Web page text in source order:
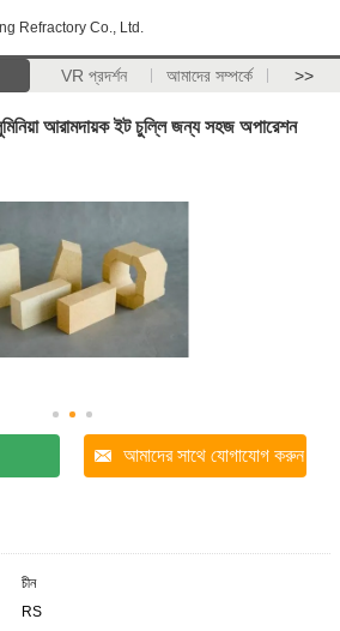
Refractory Co., Ltd.
VR প্রদর্শন আমাদের সম্পর্কে >>
আরামদায়ক ইট চুল্লি জন্য সহজ অপারেশন
আমাদের সাথে যোগাযোগ করুন
চীন
RS